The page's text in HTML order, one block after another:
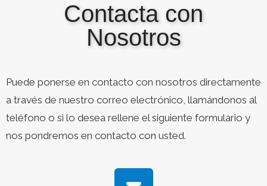
Contacta con
Nosotros
Puede ponerse en contacto con nosotros directamente
a través de nuestro correo electrónico, llamándonos al
teléfono o si lo desea rellene el siguiente formulario y
nos pondremos en contacto con usted.